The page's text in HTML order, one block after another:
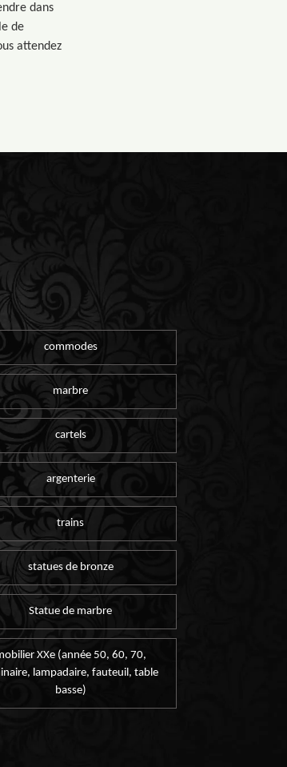
dans
de
attendez
commodes
marbre
cartels
argenterie
trains
statues de bronze
Statue de marbre
XXe (année 50, 60, 70,
lampadaire, fauteuil, table
basse)